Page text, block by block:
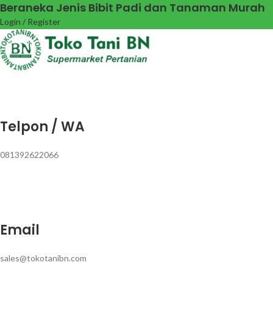
Beraneka Jenis Bibit Padi dan Tanaman Murah
Login / Register
Telpon / WA
081392622066
Email
sales@tokotanibn.com